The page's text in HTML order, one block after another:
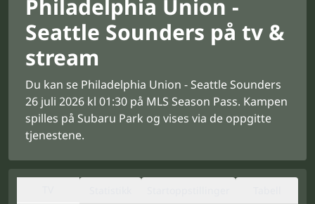
Philadelphia Union -
Seattle Sounders på tv &
stream
Du kan se Philadelphia Union - Seattle Sounders
26 juli 2026 kl 01:30 på MLS Season Pass. Kampen
spilles på Subaru Park og vises via de oppgitte
tjenestene.